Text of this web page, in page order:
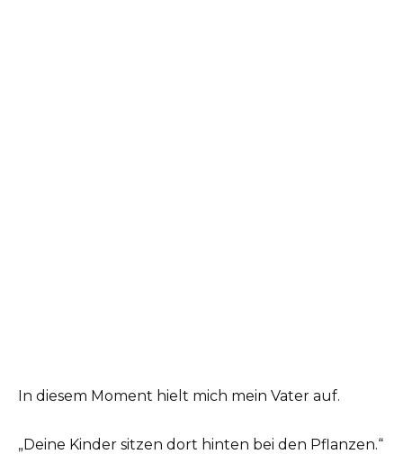
In diesem Moment hielt mich mein Vater auf.
„Deine Kinder sitzen dort hinten bei den Pflanzen.“